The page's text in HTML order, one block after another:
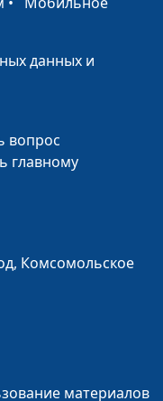
#150
данных и
вопрос
главному
Комсомольское
материалов